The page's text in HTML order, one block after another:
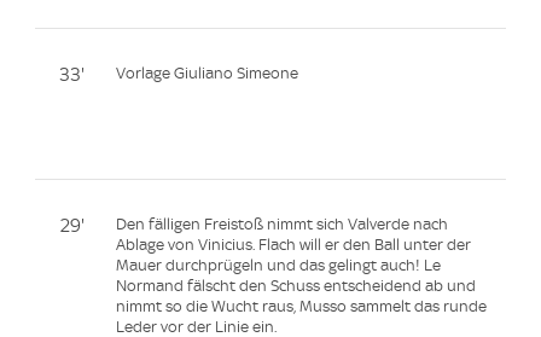
33' Vorlage Giuliano Simeone
29'
Den fälligen Freistoß nimmt sich Valverde nach
Ablage von Vinicius. Flach will er den Ball unter der
Mauer durchprügeln und das gelingt auch! Le
Normand fälscht den Schuss entscheidend ab und
nimmt so die Wucht raus, Musso sammelt das runde
Leder vor der Linie ein.